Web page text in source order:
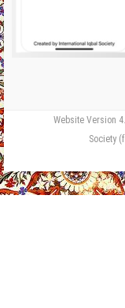
Website Version
Society